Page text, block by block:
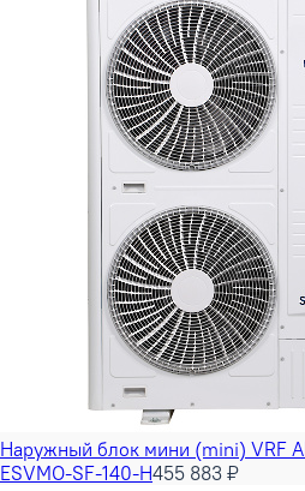
Наружный блок мини (mini) VRF
ESVMO-SF-140-H455 883 ₽